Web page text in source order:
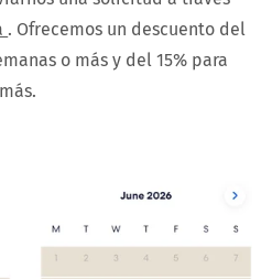
. Ofrecemos un descuento del
o más y del 15% para